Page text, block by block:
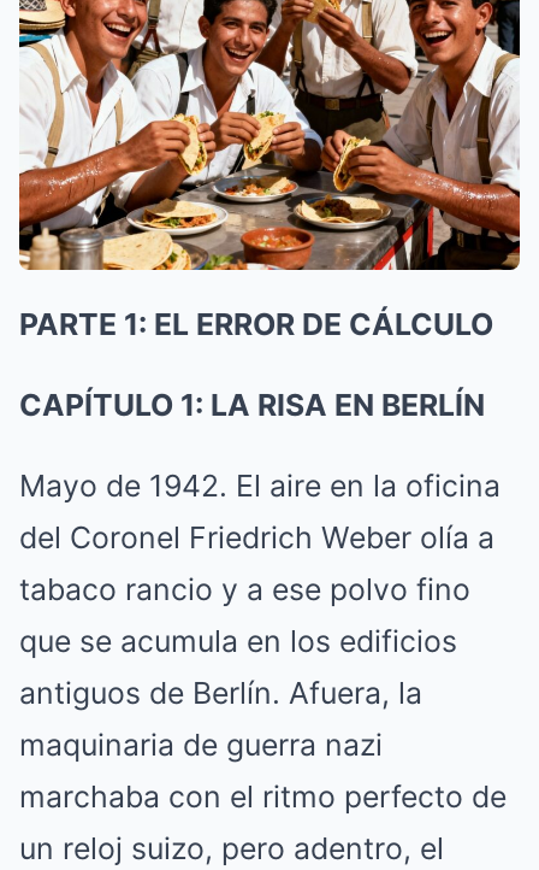
PARTE 1: EL ERROR DE CÁLCULO
CAPÍTULO 1: LA RISA EN BERLÍN
Mayo de 1942. El aire en la oficina
del Coronel Friedrich Weber olía a
tabaco rancio y a ese polvo fino
que se acumula en los edificios
antiguos de Berlín. Afuera, la
maquinaria de guerra nazi
marchaba con el ritmo perfecto de
un reloj suizo, pero adentro, el